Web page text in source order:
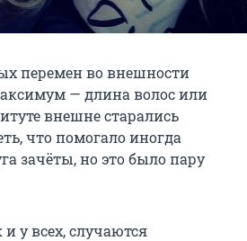
перемен во внешности
— длина волос или
внешне старались
что помогало иногда
зачёты, но это было пару
и у всех, случаются